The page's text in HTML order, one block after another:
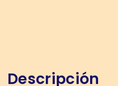
Descripción